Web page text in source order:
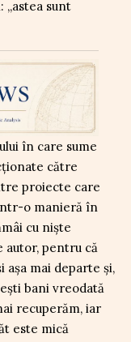
„astea sunt
în care sume
către
proiecte care
o manieră în
cu niște
autor, pentru că
așa mai departe și,
bani vreodată
recuperăm, iar
este mică